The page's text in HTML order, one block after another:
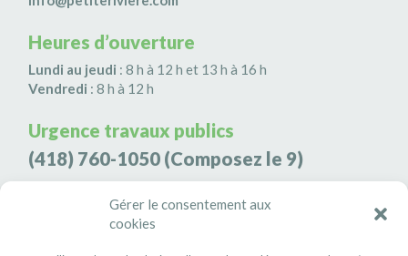
Gérer le consentement aux
cookies
Heures d’ouverture
Lundi au jeudi : 8 h à 12 h et 13 h à 16 h
Vendredi : 8 h à 12 h
Urgence travaux publics
(418) 760-1050 (Composez le 9)
Agence de sécurité S3K9
(418) 808-9566